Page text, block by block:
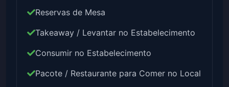
Reservas de Mesa
Takeaway / Levantar no Estabelecimento
Consumir no Estabelecimento
Pacote / Restaurante para Comer no Local